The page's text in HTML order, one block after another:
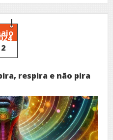
2
respira e não pira